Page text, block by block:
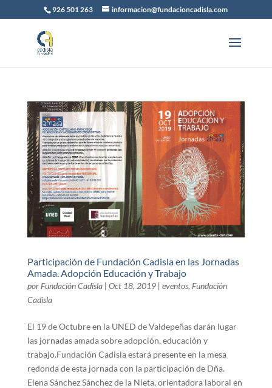
926 501 263 informacion@fundacioncadisla.com
Participación de Fundación Cadisla en las Jornadas
Amada. Adopción Educación y Trabajo
por Fundación Cadisla| Oct 18, 2019| eventos, Fundación
Cadisla
El 19 de Octubre en la UNED de Valdepeñas darán lugar
las jornadas amada sobre adopción, educación y
trabajo.Fundación Cadisla estará presente en la mesa
redonda de esta jornada con la participación de Dña.
Elena Sánchez Sánchez de la Nieta, orientadora laboral en